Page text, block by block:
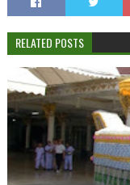
RELATED POSTS